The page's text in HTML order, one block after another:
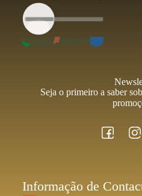
Seja o primeiro a saber
Informação de